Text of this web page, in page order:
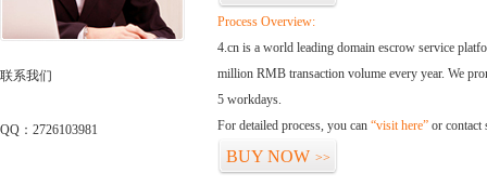
联系我们
QQ：2726103981
Process Overview:
4.cn is a world leading domain escrow service
million RMB transaction volume every year. We
5 workdays.
For detailed process, you can “visit here” or contact
BUY NOW >>